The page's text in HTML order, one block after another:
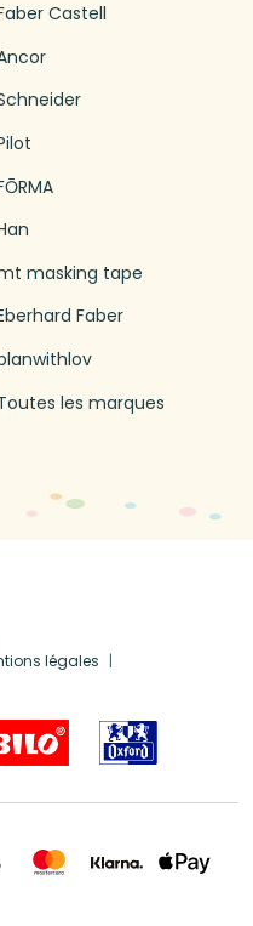
Castell
masking tape
Faber
les marques
légales